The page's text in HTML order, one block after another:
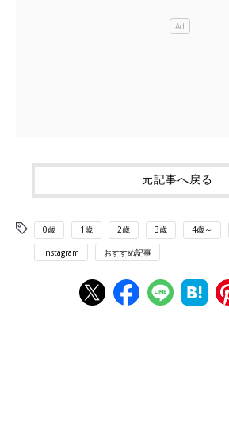
元記事へ戻る
0歳 1歳 2歳 3歳 4歳～
Instagram おすすめ記事